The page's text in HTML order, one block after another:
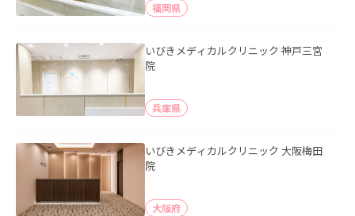
福岡県
いびきメディカルクリニック 神戸三宮
院
兵庫県
いびきメディカルクリニック 大阪梅田
院
大阪府